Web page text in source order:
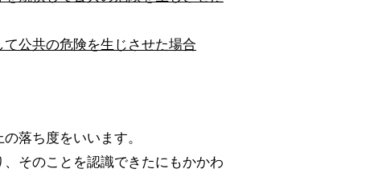
公共の危険を生じさせた場合
落ち度をいいます。
そのことを認識できたにもかかわ